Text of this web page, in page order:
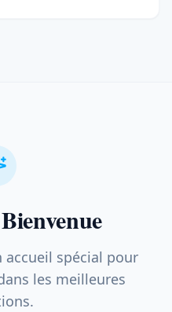
accueil spécial pour
les meilleures